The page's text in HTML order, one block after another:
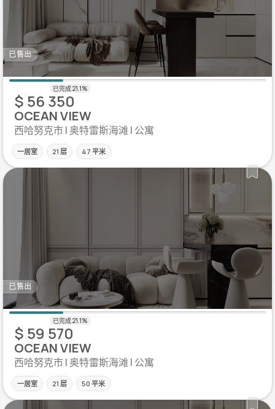
已售出
$ 56 350
OCEAN VIEW
西哈努克市 | 奥特雷斯海滩 | 公寓
一居室 21 层 47 平米
已售出
$ 59 570
OCEAN VIEW
西哈努克市 | 奥特雷斯海滩 | 公寓
一居室 21 层 50 平米